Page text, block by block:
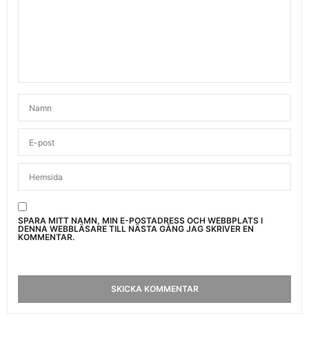
SPARA MITT NAMN, MIN E-POSTADRESS OCH WEBBPLATS I
DENNA WEBBLÄSARE TILL NÄSTA GÅNG JAG SKRIVER EN
KOMMENTAR.